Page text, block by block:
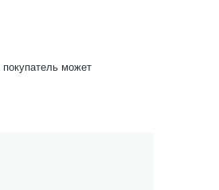
покупатель может